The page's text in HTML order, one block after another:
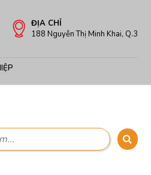
ĐỊA CHỈ
188 Nguyễn Thị Minh Khai, Q.3